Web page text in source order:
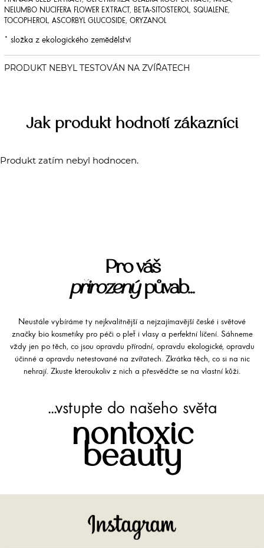
NELUMBO NUCIFERA FLOWER EXTRACT, BETA-SITOSTEROL, SQUALENE,
TOCOPHEROL, ASCORBYL GLUCOSIDE, ORYZANOL
* složka z ekologického zemědělství
Jak produkt hodnotí zákazníci
Produkt zatím nebyl hodnocen.
Pro váš
přirozenýpůvab...
Neustále vybíráme ty nejkvalitnější a nejzajímavější české i světové
značky bio kosmetiky pro péči o pleť i vlasy a perfektní líčení. Sáhneme
vždy jen po těch, co jsou opravdu přírodní, opravdu ekologické, opravdu
účinné a opravdu netestované na zvířatech. Zkrátka těch, co si na nic
nehrají. Zkuste kteroukoliv z nich a přesvědčte se na vlastní kůži.
...vstupte do našeho světa
nontoxic
beauty